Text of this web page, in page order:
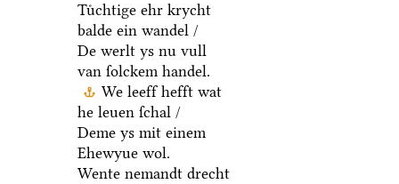
Tuͤchtige ehr krycht
balde ein wandel /
De werlt ys nu vull
van ſolckem handel.
We leeff hefft wat
he leuen ſchal /
Deme ys mit einem
Ehewyue wol.
Wente nemandt drecht